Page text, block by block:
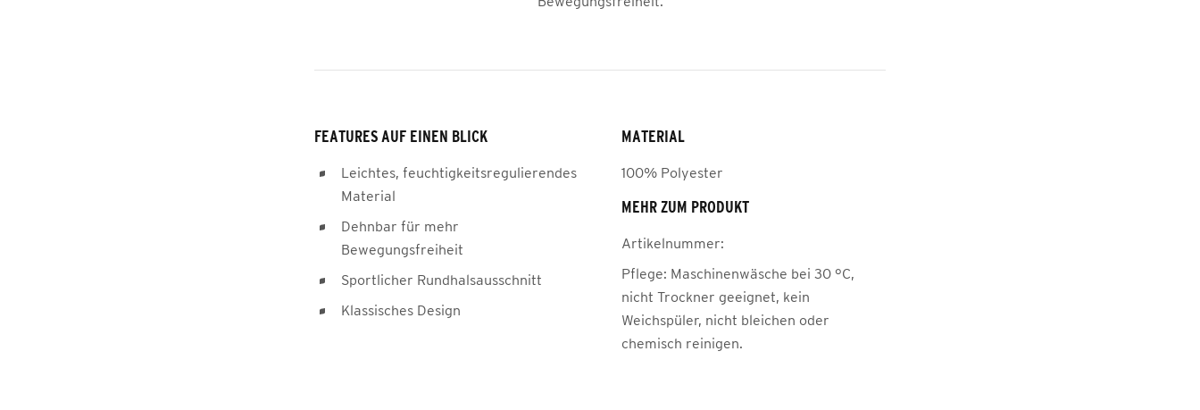
FEATURES AUF EINEN BLICK
Leichtes, feuchtigkeitsregulierendes
Material
Dehnbar für mehr
Bewegungsfreiheit
Sportlicher Rundhalsausschnitt
Klassisches Design
MATERIAL
100% Polyester
MEHR ZUM PRODUKT
Artikelnummer:
Pflege: Maschinenwäsche bei 30 °C,
nicht Trockner geeignet, kein
Weichspüler, nicht bleichen oder
chemisch reinigen.